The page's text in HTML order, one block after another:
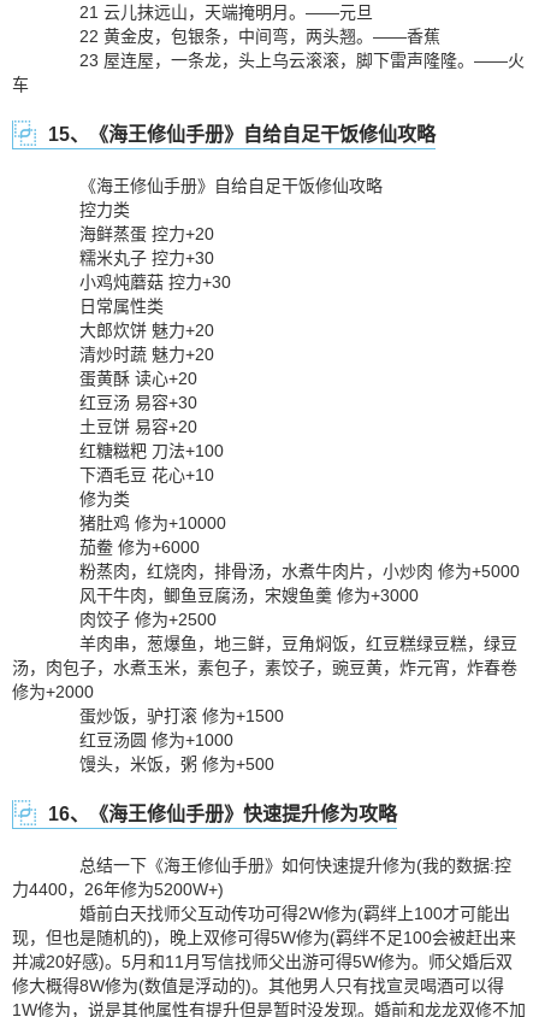
21 云儿抹远山，天端掩明月。——元旦
22 黄金皮，包银条，中间弯，两头翘。——香蕉
23 屋连屋，一条龙，头上乌云滚滚，脚下雷声隆隆。——火
车
15、《海王修仙手册》自给自足干饭修仙攻略
《海王修仙手册》自给自足干饭修仙攻略
控力类
海鲜蒸蛋 控力+20
糯米丸子 控力+30
小鸡炖蘑菇 控力+30
日常属性类
大郎炊饼 魅力+20
清炒时蔬 魅力+20
蛋黄酥 读心+20
红豆汤 易容+30
土豆饼 易容+20
红糖糍粑 刀法+100
下酒毛豆 花心+10
修为类
猪肚鸡 修为+10000
茄鲞 修为+6000
粉蒸肉，红烧肉，排骨汤，水煮牛肉片，小炒肉 修为+5000
风干牛肉，鲫鱼豆腐汤，宋嫂鱼羹 修为+3000
肉饺子 修为+2500
羊肉串，葱爆鱼，地三鲜，豆角焖饭，红豆糕绿豆糕，绿豆
汤，肉包子，水煮玉米，素包子，素饺子，豌豆黄，炸元宵，炸春卷
修为+2000
蛋炒饭，驴打滚 修为+1500
红豆汤圆 修为+1000
馒头，米饭，粥 修为+500
16、《海王修仙手册》快速提升修为攻略
总结一下《海王修仙手册》如何快速提升修为(我的数据:控
力4400，26年修为5200W+)
婚前白天找师父互动传功可得2W修为(羁绊上100才可能出
现，但也是随机的)，晚上双修可得5W修为(羁绊不足100会被赶出来
并减20好感)。5月和11月写信找师父出游可得5W修为。师父婚后双
修大概得8W修为(数值是浮动的)。其他男人只有找宣灵喝酒可以得
1W修为，说是其他属性有提升但是暂时没发现。婚前和龙龙双修不加